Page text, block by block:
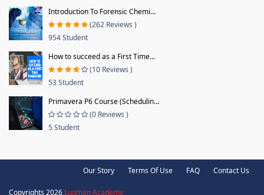
Introduction To Forensic Chemi...
(262 Reviews )
954 Student
How to succeed as a First Time...
(10 Reviews )
53 Student
Primavera P6 Course (Schedulin...
(0 Reviews )
5 Student
Our Story Terms Of Use FAQ Contact Us
Copyrights 2026 Luqman Academy